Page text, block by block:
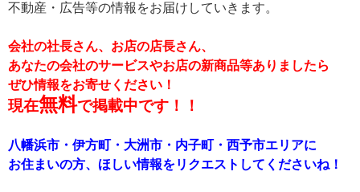
不動産・広告等の情報をお届けしていきます。
会社の社長さん、お店の店長さん、
あなたの会社のサービスやお店の新商品等ありましたら
ぜひ情報をお寄せください！
現在無料で掲載中です！！
八幡浜市・伊方町・大洲市・内子町・西予市エリアに
お住まいの方、ほしい情報をリクエストしてくださいね！